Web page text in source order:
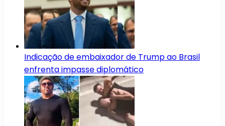
Indicação de embaixador de Trump ao Brasil
enfrenta impasse diplomático